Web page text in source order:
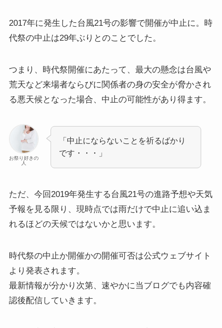
2017年に発生した台風21号の影響で開催が中止に。時
代祭の中止は29年ぶりとのことでした。
つまり、時代祭開催にあたって、最大の懸念は台風や
荒天など来場者ならびに関係者の身の安全が脅かされ
る悪天候となった場合、中止の可能性があり得ます。
お祭り好きの
人
「中止にならないことを祈るばかり
です・・・」
ただ、今回2019年発生する台風21号の進路予想や天気
予報を見る限り、現時点では雨だけで中止に追い込ま
れるほどの天候ではないかと思います。
時代祭の中止か開催かの開催可否は公式ウェブサイト
より発表されます。
最新情報が分かり次第、速やかに当ブログでも内容確
認後配信していきます。